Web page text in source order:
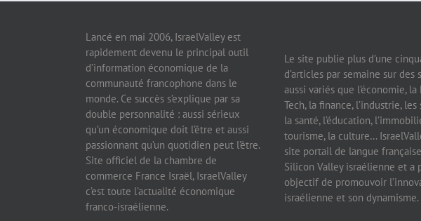
Lancé en mai 2006, IsraelValley est
rapidement devenu le principal outil
d’information économique de la
communauté francophone dans le
monde. Ce succès s’explique par sa
double personnalité : aussi sérieux
qu’un économique doit l’être et aussi
passionnant qu’un quotidien peut l’être.
Site officiel de la chambre de
commerce France Israël, IsraelValley
c’est toute l’actualité économique
franco-israélienne.
Le site publie plus d’une
d’articles par semaine sur des
aussi variés que l’économie, la
Tech, la finance, l’industrie, les
la santé, l’éducation,
tourisme, la culture…
site portail de langue
Silicon Valley israélienne et a
objectif de promouvoir
israélienne et son dynamisme.